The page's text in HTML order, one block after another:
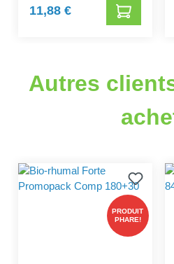
11,88 €
Autres
PRODUIT
PHARE!